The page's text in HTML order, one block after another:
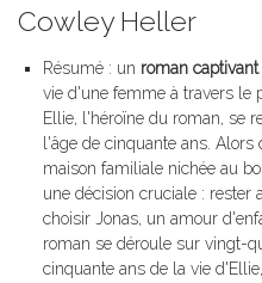
Cowley Heller
Résumé : un roman captivant
vie d'une femme à travers le
Ellie, l'héroïne du roman, se
l'âge de cinquante ans.
maison familiale nichée au
une décision cruciale : rester
choisir Jonas, un amour
roman se déroule sur vingt-
cinquante ans de la vie